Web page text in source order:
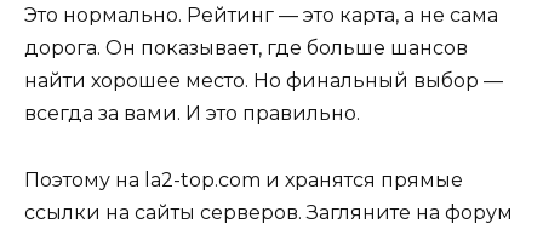
Это нормально. Рейтинг — это карта, а не сама
дорога. Он показывает, где больше шансов
найти хорошее место. Но финальный выбор —
всегда за вами. И это правильно.
Поэтому на la2-top.com и хранятся прямые
ссылки на сайты серверов. Загляните на форум